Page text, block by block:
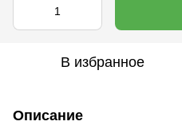
В избранное
Описание